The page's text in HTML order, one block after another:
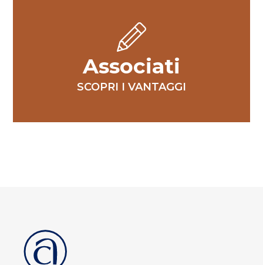
Associati
SCOPRI I VANTAGGI